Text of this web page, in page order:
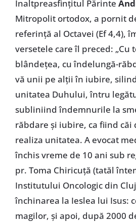
Înaltpreasfințitul Părinte
Mitropolit ortodox, a pornit
referință al Octavei (Ef 4,4),
versetele care îl preced: „Cu
blândețea, cu îndelungă-
vă unii pe alții în iubire,
unitatea Duhului, întru
subliniind îndemnurile la
răbdare și iubire, ca fiind
realiza unitatea. A evocat
închis vreme de 10 ani sub
pr. Toma Chiricuță (tatăl
Institutului Oncologic din
închinarea la Ieslea lui Isus:
magilor, și apoi, după 2000